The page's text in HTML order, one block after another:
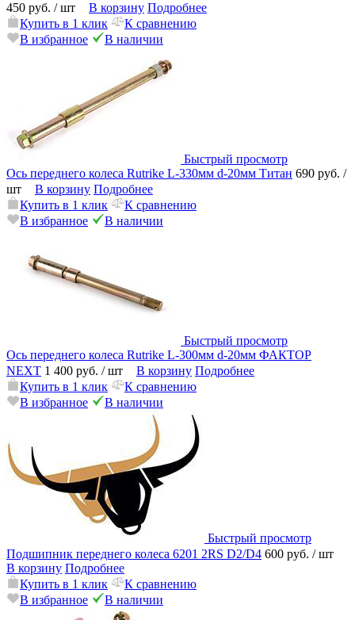
450 руб. / шт В корзину Подробнее
Купить в 1 клик
К сравнению
В избранное
В наличии
Быстрый просмотр
Ось переднего колеса Rutrike L-330мм d-20мм Титан 690 руб. /
шт
В корзину Подробнее
Купить в 1 клик
К сравнению
В избранное
В наличии
Быстрый просмотр
Ось переднего колеса Rutrike L-300мм d-20мм ФАКТОР
NEXT 1 400 руб. / шт В корзину Подробнее
Купить в 1 клик
К сравнению
В избранное
В наличии
Быстрый просмотр
Подшипник переднего колеса 6201 2RS D2/D4 600 руб. / шт
В корзину Подробнее
Купить в 1 клик
К сравнению
В избранное
В наличии